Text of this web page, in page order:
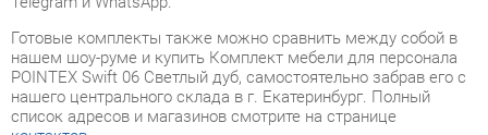
Стиль мебели Современный
Толщина столешницы, мм
25
Типы столов
Прямоугольные